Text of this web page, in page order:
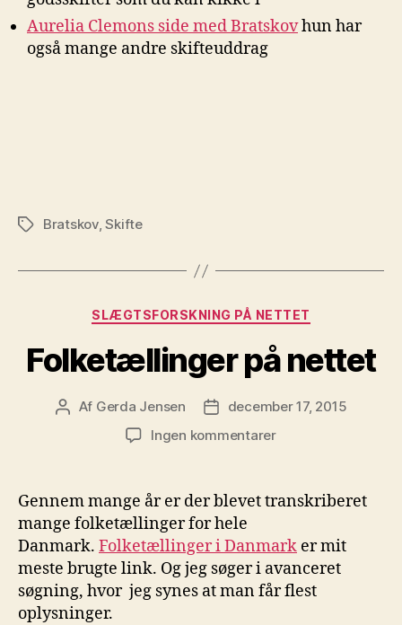
Aurelia Clemons side med Bratskovhun har
også mange andre skifteuddrag
TagsBratskov,Skifte
Kategorier
SLÆGTSFORSKNING PÅ NETTET
Folketællinger på nettet
Indlægsforfatter
Af Gerda Jensen Indlægsdato
december 17, 2015
Ingen kommentarertil
nettet
Gennem mange år er der blevet transkriberet
mange folketællinger for hele
Danmark. Folketællinger i Danmark er mit
meste brugte link. Og jeg søger i avanceret
søgning, hvor jeg synes at man får flest
oplysninger.